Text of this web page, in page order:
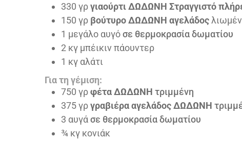
330 γργιαούρτι ΔΩΔΩΝΗ Στραγγιστό
150 γρ βούτυρο ΔΩΔΩΝΗ αγελάδος
1 μεγάλο αυγόσε θερμοκρασία δωματίου
2 κγ μπέικιν πάουντερ
1 κγ αλάτι
Για τη γέμιση:
750 γρφέτα ΔΩΔΩΝΗ τριμμένη
375γργραβιέρα αγελάδος ΔΩΔΩΝΗ
3 αυγάσε θερμοκρασία δωματίου
¾ κγ κονιάκ